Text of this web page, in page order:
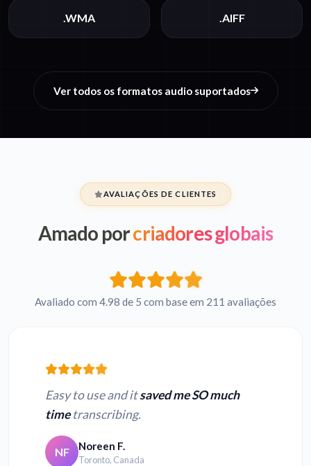
.WMA .AIFF
Ver todos os formatos audio suportados
AVALIAÇÕES DE CLIENTES
Amado porcriadores globais
Avaliado com 4.98 de 5 com base em 211 avaliações
Easy to use and itsaved me SO much
timetranscribing.
NF Noreen F.
Toronto, Canada